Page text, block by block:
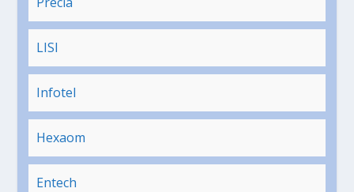
LISI
Infotel
Hexaom
Entech